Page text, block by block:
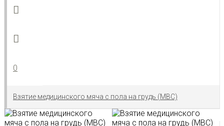
0
Взятие медицинского мяча с пола на грудь (MBC)